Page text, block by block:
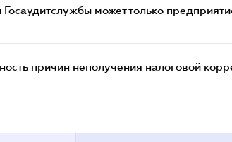
может только
причин неполучения налоговой